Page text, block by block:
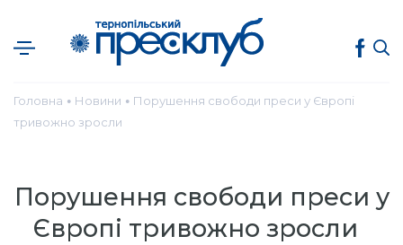
Головна ● Новини ● Порушення свободи преси у Європі
тривожно зросли
Порушення свободи преси у
Європі тривожно зросли